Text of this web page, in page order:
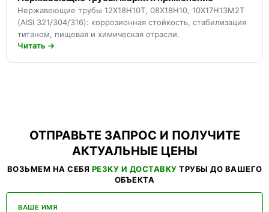
Нержавеющие трубы 12Х18Н10Т, 08Х18Н10, 10Х17Н13М2Т
(AISI 321/304/316): коррозионная стойкость, стабилизация
титаном, пищевая и химическая отрасли.
Читать →
ОТПРАВЬТЕ ЗАПРОС И ПОЛУЧИТЕ
АКТУАЛЬНЫЕ ЦЕНЫ
ВОЗЬМЕМ НА СЕБЯ РЕЗКУ И ДОСТАВКУ ТРУБЫ ДО ВАШЕГО
ОБЪЕКТА
ВАШЕ ИМЯ